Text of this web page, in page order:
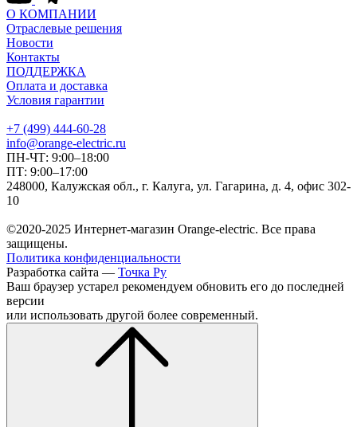
О КОМПАНИИ
Отраслевые решения
Новости
Контакты
ПОДДЕРЖКА
Оплата и доставка
Условия гарантии
+7 (499) 444-60-28
info@orange-electric.ru
ПН-ЧТ: 9:00–18:00
ПТ: 9:00–17:00
248000, Калужская обл., г. Калуга, ул. Гагарина, д. 4, офис 302-
10
©2020-2025 Интернет-магазин Orange-electric. Все права
защищены.
Политика конфиденциальности
Разработка сайта — Точка Ру
Ваш браузер устарел рекомендуем обновить его до последней
версии
или использовать другой более современный.